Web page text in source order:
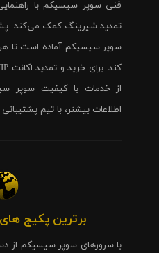
فنی سوپر سیسیکم با
تمدید شیرینگ کمک می‌کند.
سوپر سیسیکم آماده است تا
از خدمات با کیفیت سوپر
اطلاعات بیشتر، با تیم
برترین پکیج
با سرورهای سوپر سیسیکم از